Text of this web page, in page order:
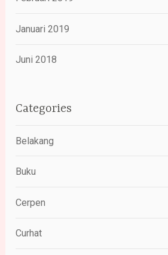
Januari 2019
Juni 2018
Categories
Belakang
Buku
Cerpen
Curhat